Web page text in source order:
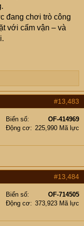
đang chơi trò công
với cấm vận – và
#13,483
Biển số
OF-414969
Động cơ
225,990 Mã lực
#13,484
Biển số
OF-714505
Động cơ
373,923 Mã lực